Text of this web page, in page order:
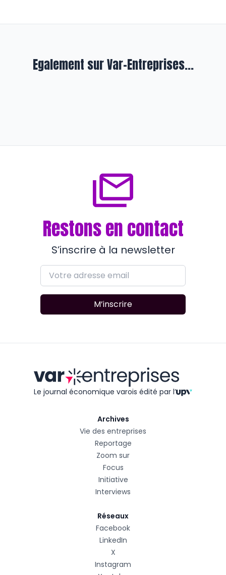
Egalement sur Var-Entreprises...
Restons en contact
S’inscrire à la newsletter
M’inscrire
Le journal économique varois édité par l’
Archives
Vie des entreprises
Reportage
Zoom sur
Focus
Initiative
Interviews
Réseaux
Facebook
LinkedIn
X
Instagram